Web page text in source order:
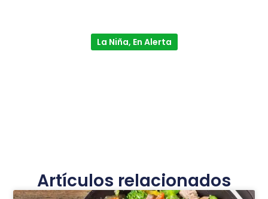
La Niña, En Alerta
Artículos relacionados